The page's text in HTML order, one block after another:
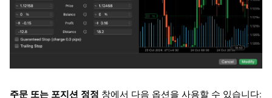
주문 또는 포지션 정정 창에서 다음 옵션을 사용할 수 있습니다: